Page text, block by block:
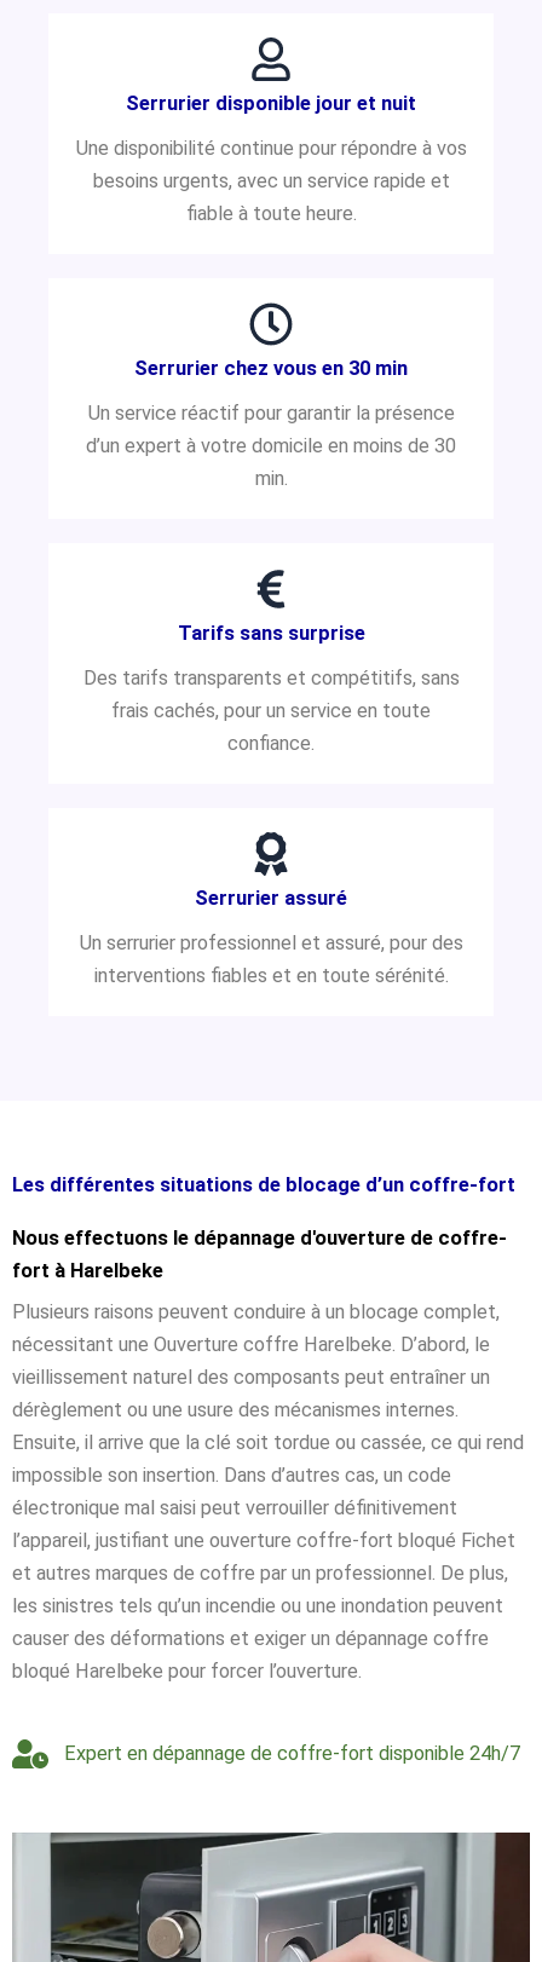
Serrurier disponible jour et nuit
Une disponibilité continue pour répondre à vos
besoins urgents, avec un service rapide et
fiable à toute heure.
Serrurier chez vous en 30 min
Un service réactif pour garantir la présence
d’un expert à votre domicile en moins de 30
min.
Tarifs sans surprise
Des tarifs transparents et compétitifs, sans
frais cachés, pour un service en toute
confiance.
Serrurier assuré
Un serrurier professionnel et assuré, pour des
interventions fiables et en toute sérénité.
Les différentes situations de blocage d’un coffre-fort
Nous effectuons le dépannage d'ouverture de coffre-
fort à Harelbeke
Plusieurs raisons peuvent conduire à un blocage complet,
nécessitant une Ouverture coffre Harelbeke. D’abord, le
vieillissement naturel des composants peut entraîner un
dérèglement ou une usure des mécanismes internes.
Ensuite, il arrive que la clé soit tordue ou cassée, ce qui rend
impossible son insertion. Dans d’autres cas, un code
électronique mal saisi peut verrouiller définitivement
l’appareil, justifiant une ouverture coffre-fort bloqué Fichet
et autres marques de coffre par un professionnel. De plus,
les sinistres tels qu’un incendie ou une inondation peuvent
causer des déformations et exiger un dépannage coffre
bloqué Harelbeke pour forcer l’ouverture.
Expert en dépannage de coffre-fort disponible 24h/7